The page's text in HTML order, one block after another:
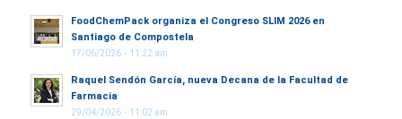
FoodChemPack organiza el Congreso SLIM 2026 en
Santiago de Compostela
17/06/2026 - 11:22 am
Raquel Sendón García, nueva Decana de la Facultad de
Farmacia
29/04/2026 - 11:02 am